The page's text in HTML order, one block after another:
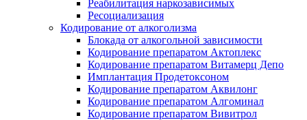
Реабилитация наркозависимых
Ресоциализация
Кодирование от алкоголизма
Блокада от алкогольной зависимости
Кодирование препаратом Актоплекс
Кодирование препаратом Витамерц Депо
Имплантация Продетоксоном
Кодирование препаратом Аквилонг
Кодирование препаратом Алгоминал
Кодирование препаратом Вивитрол